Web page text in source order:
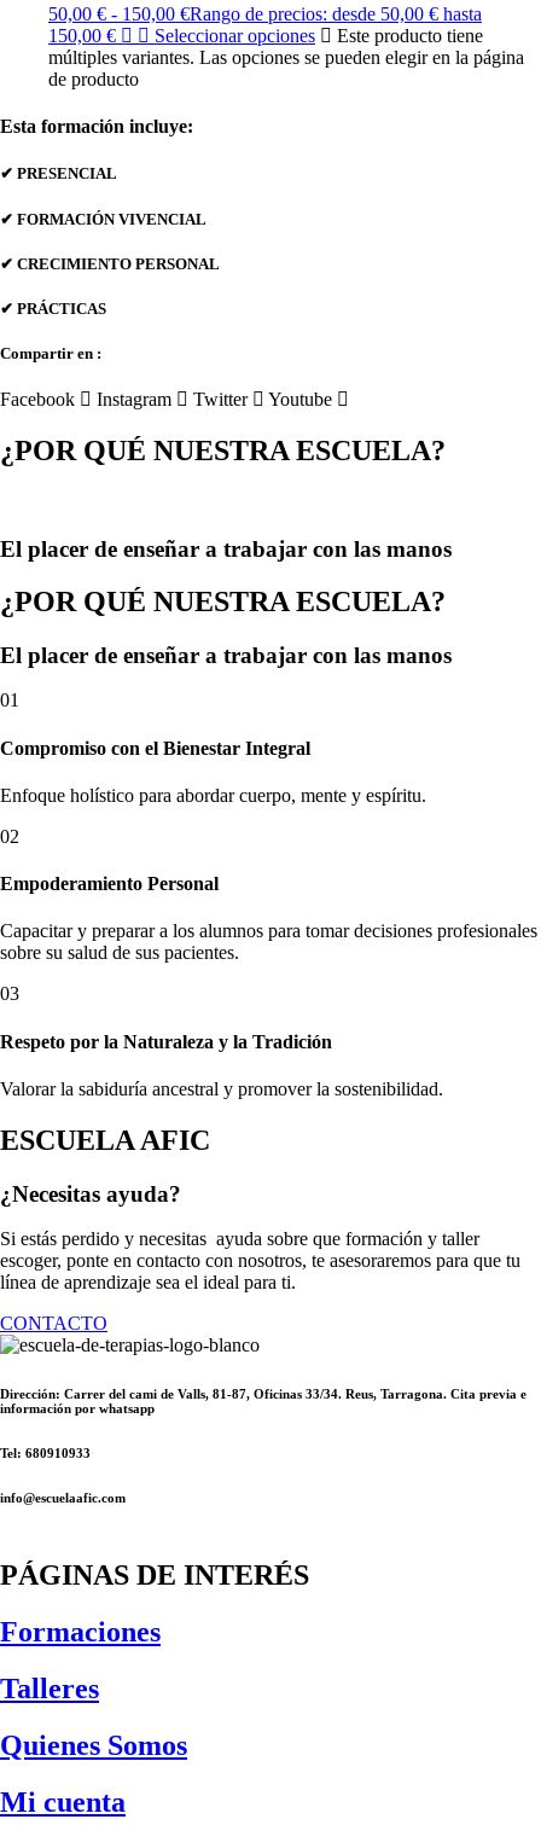
50,00 € - 150,00 €Rango de precios: desde 50,00 € hasta
150,00 €
Seleccionar opciones
Este producto tiene
múltiples variantes. Las opciones se pueden elegir en la página
de producto
Esta formación incluye:
✔ PRESENCIAL
✔ FORMACIÓN VIVENCIAL
✔ CRECIMIENTO PERSONAL
✔ PRÁCTICAS
Compartir en :
Facebook Instagram Twitter Youtube
¿POR QUÉ NUESTRA ESCUELA?
El placer de enseñar a trabajar con las manos
¿POR QUÉ NUESTRA ESCUELA?
El placer de enseñar a trabajar con las manos
01
Compromiso con el Bienestar Integral
Enfoque holístico para abordar cuerpo, mente y espíritu.
02
Empoderamiento Personal
Capacitar y preparar a los alumnos para tomar decisiones profesionales
sobre su salud de sus pacientes.
03
Respeto por la Naturaleza y la Tradición
Valorar la sabiduría ancestral y promover la sostenibilidad.
ESCUELA AFIC
¿Necesitas ayuda?
Si estás perdido y necesitas ayuda sobre que formación y taller
escoger, ponte en contacto con nosotros, te asesoraremos para que tu
línea de aprendizaje sea el ideal para ti.
CONTACTO
Dirección: Carrer del cami de Valls, 81-87, Oficinas 33/34. Reus, Tarragona. Cita previa e
información por whatsapp
Tel: 680910933
info@escuelaafic.com
PÁGINAS DE INTERÉS
Formaciones
Talleres
Quienes Somos
Mi cuenta